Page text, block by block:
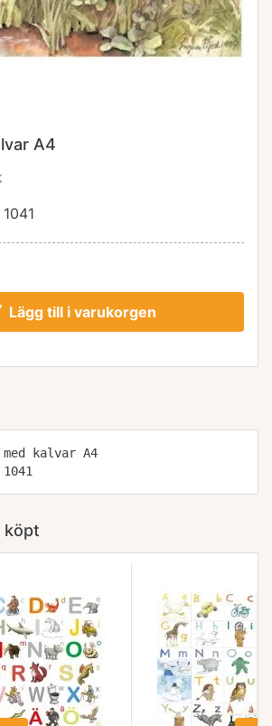
A4
1041
Lägg till i varukorgen
kalvar A4
köpt